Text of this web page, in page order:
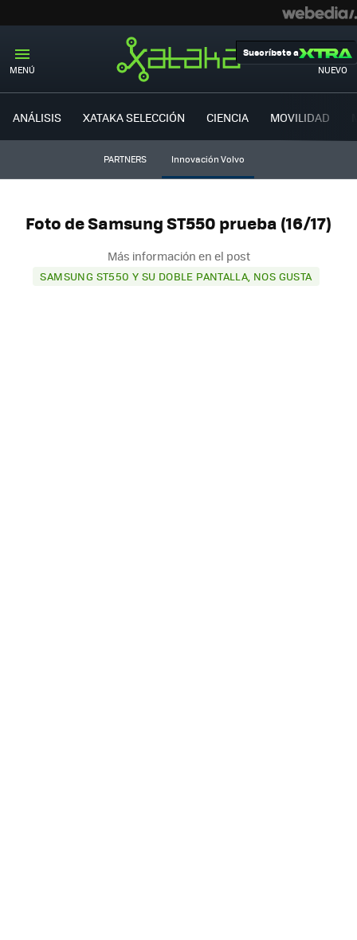
MENÚ NUEVO
Suscríbete a
ANÁLISIS XATAKA SELECCIÓN CIENCIA MOVILIDAD
PARTNERS Innovación Volvo
Foto de Samsung ST550 prueba (16/17)
Más información en el post
SAMSUNG ST550 Y SU DOBLE PANTALLA, NOS GUSTA